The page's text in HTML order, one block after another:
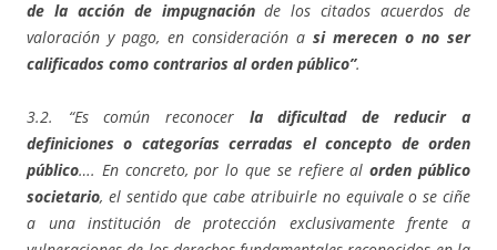
de la acción de impugnaciónde los citados acuerdos de
valoración y pago, en consideración a si merecen o no ser
calificados como contrarios al orden público”.
3.2. “Es común reconocer la dificultad de reducir a
definiciones o categorías cerradas el concepto de orden
público…. En concreto, por lo que se refiere alorden público
societario, el sentido que cabe atribuirle no equivale o se ciñe
a una institución de protección exclusivamente frente a